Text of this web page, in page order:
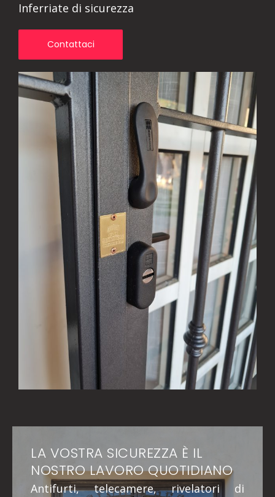
Inferriate di sicurezza
Contattaci
LA VOSTRA SICUREZZA È IL
NOSTRO LAVORO QUOTIDIANO
Antifurti, telecamere, rivelatori di